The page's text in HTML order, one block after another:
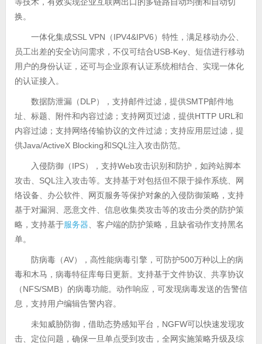
换。
一体化集成SSL VPN（IPV4&IPV6）特性，满足移动办公、
员工出差的安全访问需求，不仅可结合USB-Key、短信进行移动
用户的身份认证，还可与企业原有认证系统相结合、实现一体化
的认证接入。
数据防泄漏（DLP），支持邮件过滤，提供SMTP邮件地
址、标题、附件和内容过滤；支持网页过滤，提供HTTP URL和
内容过滤；支持网络传输协议的文件过滤；支持应用层过滤，提
供Java/ActiveX Blocking和SQL注入攻击防范。
入侵防御（IPS），支持Web攻击识别和防护，如跨站脚本
攻击、SQL注入攻击等。支持基于对包括但不限于操作系统、网
络设备、办公软件、网页服务等保护对象的入侵防御策略，支持
基于对漏洞、恶意文件、信息收集类攻击等的攻击分类的防护策
略，支持基于服务器 、客户端的防护策略，且缺省动作支持黑名
单。
防病毒（AV），高性能病毒引擎，可防护500万种以上的病
毒和木马，病毒特征库每日更新。支持基于文件协议、共享协议
（NFS/SMB）的病毒功能。动作响应，可发现病毒发送的告警信
息，支持用户编辑告警内容。
未知威胁防御，借助态势感知平台，NGFW可以快速发现攻
击、定位问题，确保一旦单点受到攻击，全网实施策略升级及综